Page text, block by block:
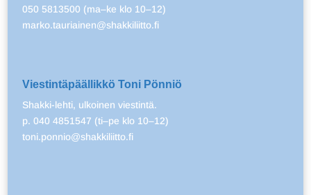
050 5813500 (ma–ke klo 10–12)
marko.tauriainen@shakkiliitto.fi
Viestintäpäällikkö Toni Pönniö
Shakki-lehti, ulkoinen viestintä.
p. 040 4851547 (ti–pe klo 10–12)
toni.ponnio@shakkiliitto.fi